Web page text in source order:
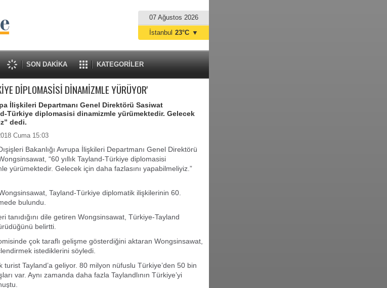
07 Ağustos 2026
SON DAKİKA KATEGORİLER
İstanbul 23°C ▼
DİPLOMASİSİ DİNAMİZMLE YÜRÜYOR'
İlişkileri Departmanı Genel Direktörü Sasiwat
Türkiye diplomasisi dinamizmle yürümektedir. Gelecek
dedi.
Cuma 15:03
Bakanlığı Avrupa İlişkileri Departmanı Genel Direktörü
“60 yıllık Tayland-Türkiye diplomasisi
yürümektedir. Gelecek için daha fazlasını yapabilmeliyiz.”
Tayland-Türkiye diplomatik ilişkilerinin 60.
bulundu.
tanıdığını dile getiren Wongsinsawat, Türkiye-Tayland
belirtti.
çok taraflı gelişme gösterdiğini aktaran Wongsinsawat,
istediklerini söyledi.
turist Tayland’a geliyor. 80 milyon nüfuslu Türkiye’den 50 bin
var. Aynı zamanda daha fazla Taylandlının Türkiye’yi